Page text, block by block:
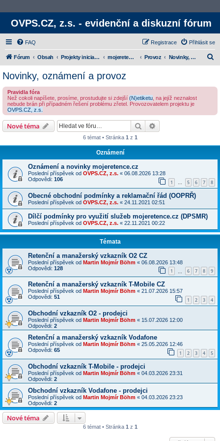
OVPS.CZ, z.s. - evidenční a diskuzní fórum
FAQ Přihlásit se
Registrace
Fórum Obsah Projekty iniciativy mojeretence.cz Provoz Novinky, oznámení a provoz
t
Novinky, oznámení a provoz
Pravidla fóra
Než cokoli napíšete, prosíme, prostudujte si zdejší (N)etiketu , na jejíž neznalost
nebude brán při případném řešení problému zřetel. Provozovatelem projektu je
OVPS.CZ, z.s.
Nové téma Hledat
6 témat • Stránka 1 z 1
Oznámení
Oznámení a novinky mojeretence.cz
Poslední příspěvek od OVPS.CZ, z.s. « 06.08.2026 13:28
Odpovědi: 106 1 … 5 6 7 8
Obecné obchodní podmínky a reklamační řád (OOPRŘ)
Poslední příspěvek od OVPS.CZ, z.s. « 24.11.2021 02:51
Dílčí podmínky pro využití služeb mojeretence.cz (DPSMR)
Poslední příspěvek od OVPS.CZ, z.s. « 22.11.2021 00:22
Témata
Retenční a manažerský vzkazník O2 CZ
Poslední příspěvek od Martin Mojmír Böhm « 06.08.2026 13:48
Odpovědi: 128 1 6 7 8 9
Retenční a manažerský vzkazník T-Mobile CZ
Poslední příspěvek od Martin Mojmír Böhm « 21.07.2026 15:57
Odpovědi: 51 1 2 3 4
Obchodní vzkazník O2 - prodejci
Poslední příspěvek od Martin Mojmír Böhm « 15.07.2026 12:00
Odpovědi: 2
Retenční a manažerský vzkazník Vodafone
Poslední příspěvek od Martin Mojmír Böhm « 25.05.2026 12:46
Odpovědi: 65 1 2 3 4 5
Obchodní vzkazník T-Mobile - prodejci
Poslední příspěvek od Martin Mojmír Böhm « 04.03.2026 23:31
Odpovědi: 2
Obchodní vzkazník Vodafone - prodejci
Poslední příspěvek od Martin Mojmír Böhm « 04.03.2026 23:23
Odpovědi: 2
Nové téma
6 témat • Stránka 1 z 1